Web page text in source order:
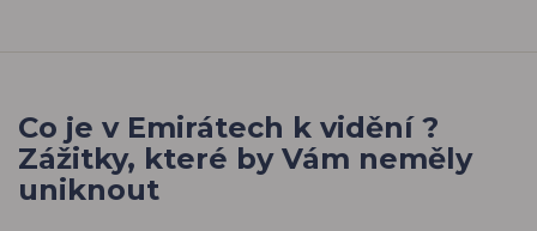
Co je v Emirátech k vidění ?
Zážitky, které by Vám neměly
uniknout